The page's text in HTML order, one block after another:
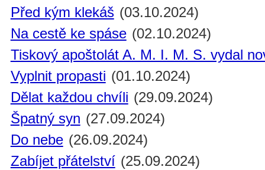
Před kým klekáš (03.10.2024)
Na cestě ke spáse (02.10.2024)
Tiskový apoštolát A. M. I. M. S. vydal
Vyplnit propasti (01.10.2024)
Dělat každou chvíli (29.09.2024)
Špatný syn (27.09.2024)
Do nebe (26.09.2024)
Zabíjet přátelství (25.09.2024)